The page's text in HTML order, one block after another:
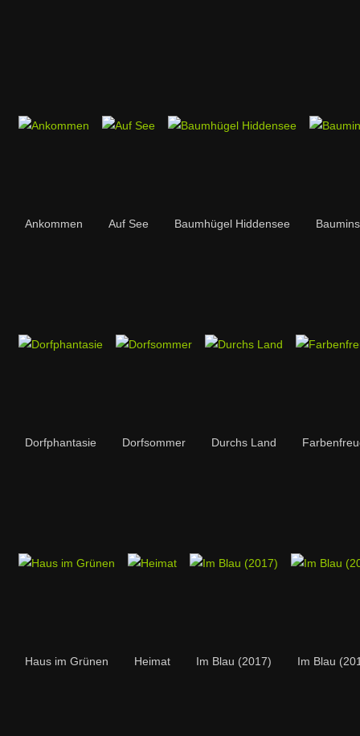
Ankommen Auf See Baumhügel Hiddensee
Dorfphantasie Dorfsommer Durchs Land
Haus im Grünen Heimat Im Blau (2017) Im Blau